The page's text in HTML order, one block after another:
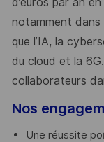
d’euros par an
notamment dans
que l’IA, la
du cloud et la
collaborateurs
Nos
Une réussite